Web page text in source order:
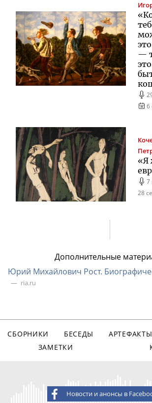
—
6
«Я
7
28
Дополнительные
Юрий Михайлович Рост.
ria.ru
СБОРНИКИ БЕСЕДЫ АРТЕФАКТЫ
ЗАМЕТКИ
Новости и анонсы в